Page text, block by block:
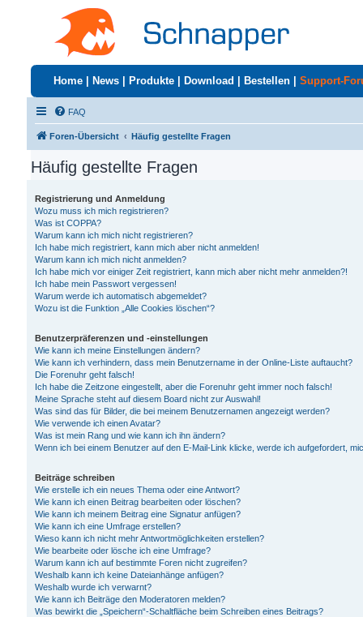
Home News Produkte Download Bestellen Support-
FAQ
Foren-Übersicht Häufig gestellte Fragen
Häufig gestellte Fragen
Registrierung und Anmeldung
Wozu muss ich mich registrieren?
Was ist COPPA?
Warum kann ich mich nicht registrieren?
Ich habe mich registriert, kann mich aber nicht anmelden!
Warum kann ich mich nicht anmelden?
Ich habe mich vor einiger Zeit registriert, kann mich aber nicht mehr anmelden?!
Ich habe mein Passwort vergessen!
Warum werde ich automatisch abgemeldet?
Wozu ist die Funktion „Alle Cookies löschen“?
Benutzerpräferenzen und -einstellungen
Wie kann ich meine Einstellungen ändern?
Wie kann ich verhindern, dass mein Benutzername in der Online-Liste auftaucht?
Die Forenuhr geht falsch!
Ich habe die Zeitzone eingestellt, aber die Forenuhr geht immer noch falsch!
Meine Sprache steht auf diesem Board nicht zur Auswahl!
Was sind das für Bilder, die bei meinem Benutzernamen angezeigt werden?
Wie verwende ich einen Avatar?
Was ist mein Rang und wie kann ich ihn ändern?
Wenn ich bei einem Benutzer auf den E-Mail-Link klicke, werde ich aufgefordert,
Beiträge schreiben
Wie erstelle ich ein neues Thema oder eine Antwort?
Wie kann ich einen Beitrag bearbeiten oder löschen?
Wie kann ich meinem Beitrag eine Signatur anfügen?
Wie kann ich eine Umfrage erstellen?
Wieso kann ich nicht mehr Antwortmöglichkeiten erstellen?
Wie bearbeite oder lösche ich eine Umfrage?
Warum kann ich auf bestimmte Foren nicht zugreifen?
Weshalb kann ich keine Dateianhänge anfügen?
Weshalb wurde ich verwarnt?
Wie kann ich Beiträge den Moderatoren melden?
Was bewirkt die „Speichern“-Schaltfläche beim Schreiben eines Beitrags?